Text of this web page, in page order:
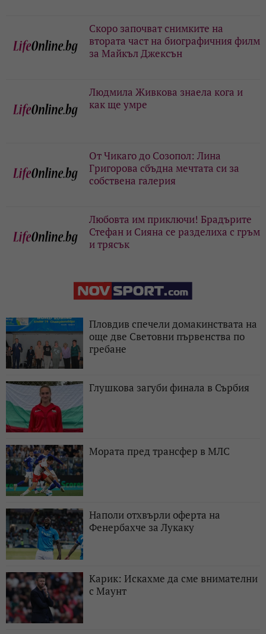
Скоро започват снимките на
втората част на биографичния филм
за Майкъл Джексън
Людмила Живкова знаела кога и
как ще умре
От Чикаго до Созопол: Лина
Григорова сбъдна мечтата си за
собствена галерия
Любовта им приключи! Брадърите
Стефан и Сияна се разделиха с гръм
и трясък
Пловдив спечели домакинствата на
още две Световни първенства по
гребане
Глушкова загуби финала в Сърбия
Мората пред трансфер в МЛС
Наполи отхвърли оферта на
Фенербахче за Лукаку
Карик: Искахме да сме внимателни
с Маунт